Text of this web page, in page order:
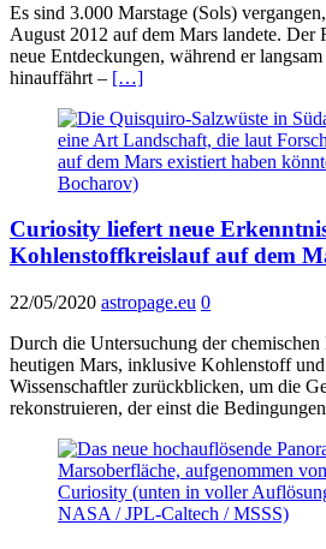
Es sind 3.000 Marstage (Sols)
August 2012 auf dem Mars landete. Der
neue Entdeckungen, während er
hinauffährt – […]
Curiosity liefert neue
Kohlenstoffkreislauf auf dem
22/05/2020 astropage.eu 0
Durch die Untersuchung der chemischen
heutigen Mars, inklusive Kohlenstoff
Wissenschaftler zurückblicken, um die
rekonstruieren, der einst die